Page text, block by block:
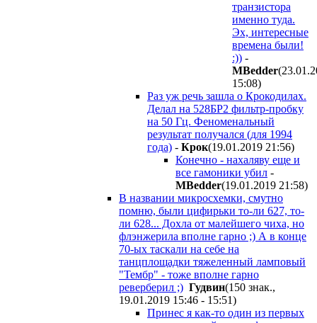
транзистора
именно туда.
Эх, интересные
времена были!
:)) -
MBedder
15:08)
Раз уж речь зашла о Крокодилах.
Делал на 528БР2 фильтр-пробку
на 50 Гц. Феноменальный
результат получался (для 1994
года) - Крок(19.01.2019 21:56)
Конечно - нахаляву еще и
все гамоники убил -
MBedder(19.01.2019 21:58)
В названии микросхемки, смутно
помню, были цифирьки то-ли 627, то-
ли 628... Дохла от малейшего чиха, но
флэнжерила вполне гарно ;) А в конце
70-ых таскали на себе на
танцплощадки тяжеленный ламповый
"Тембр" - тоже вполне гарно
реверберил ;) Гудвин(150 знак.,
19.01.2019 15:46 - 15:51)
Принес я как-то один из первых